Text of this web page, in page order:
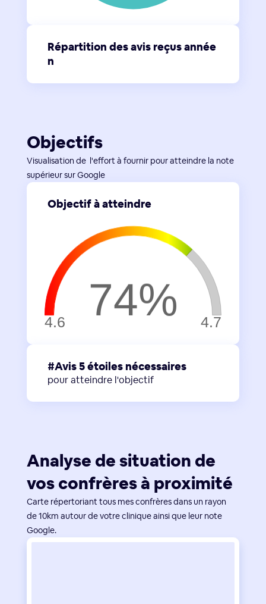
Répartition des avis reçus année
n
Objectifs
Visualisation de l'effort à fournir pour atteindre la note
supérieur sur Google
Objectif à atteindre
#Avis 5 étoiles nécessaires
pour atteindre l'objectif
Analyse de situation de
vos confrères à proximité
Carte répertoriant tous mes confrères dans un rayon
de 10km autour de votre clinique ainsi que leur note
Google.